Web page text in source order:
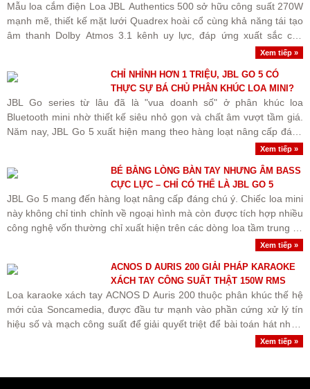
Mẫu loa cắm điện Loa JBL Authentics 500 sở hữu công suất 270W
mạnh mẽ, thiết kế mặt lưới Quadrex hoài cổ cùng khả năng tái tạo
âm thanh Dolby Atmos 3.1 kênh uy lực, đáp ứng xuất sắc cho
Xem tiếp »
CHỈ NHỈNH HƠN 1 TRIỆU, JBL GO 5 CÓ
THỰC SỰ BÁ CHỦ PHÂN KHÚC LOA MINI?
JBL Go series từ lâu đã là "vua doanh số" ở phân khúc loa
Bluetooth mini nhờ thiết kế siêu nhỏ gọn và chất âm vượt tầm giá.
Năm nay, JBL Go 5 xuất hiện mang theo hàng loạt nâng cấp đáng
Xem tiếp »
BÉ BẰNG LÒNG BÀN TAY NHƯNG ÂM BASS
CỰC LỰC – CHỈ CÓ THỂ LÀ JBL GO 5
JBL Go 5 mang đến hàng loạt nâng cấp đáng chú ý. Chiếc loa mini
này không chỉ tinh chỉnh về ngoại hình mà còn được tích hợp nhiều
công nghệ vốn thường chỉ xuất hiện trên các dòng loa tầm trung và
Xem tiếp »
ACNOS D AURIS 200 GIẢI PHÁP KARAOKE
XÁCH TAY CÔNG SUẤT THẬT 150W RMS
Loa karaoke xách tay ACNOS D Auris 200 thuộc phân khúc thế hệ
mới của Soncamedia, được đầu tư mạnh vào phần cứng xử lý tín
hiệu số và mạch công suất để giải quyết triệt để bài toán hát nhẹ -
Xem tiếp »